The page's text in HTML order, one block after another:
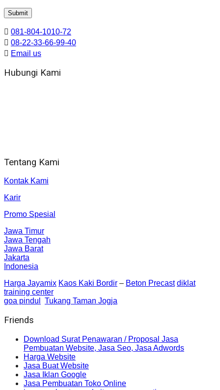
081-804-1010-72
08-22-33-66-99-40
Email us
Hubungi Kami
Tentang Kami
Kontak Kami
Karir
Promo Spesial
Jawa Timur
Jawa Tengah
Jawa Barat
Jakarta
Indonesia
Harga Jayamix Kaos Kaki Bordir – Beton Precast diklat
training center
goa pindul
Tukang Taman Jogja
Friends
Download Surat Penawaran / Proposal Jasa
Pembuatan Website, Jasa Seo, Jasa Adwords
Harga Website
Jasa Buat Website
Jasa Iklan Google
Jasa Pembuatan Toko Online